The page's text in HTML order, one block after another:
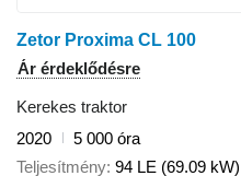
Zetor Proxima CL 100
Ár érdeklődésre
Kerekes traktor
2020
5 000 óra
Teljesítmény 94 LE (69.09 kW)